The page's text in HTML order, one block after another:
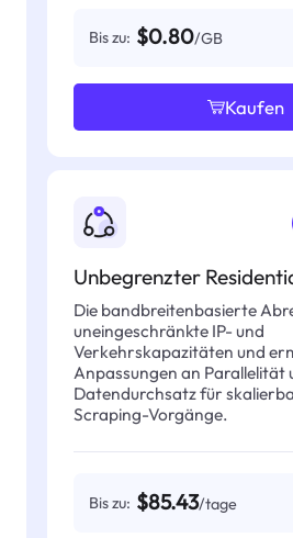
Bis zu: $0.80/GB
Kaufen
Unbegrenzter
Die bandbreitenbasierte
uneingeschränkte IP- und
Verkehrskapazitäten und
Anpassungen an Parallelität
Datendurchsatz für
Scraping-Vorgänge.
Bis zu: $85.43/tage